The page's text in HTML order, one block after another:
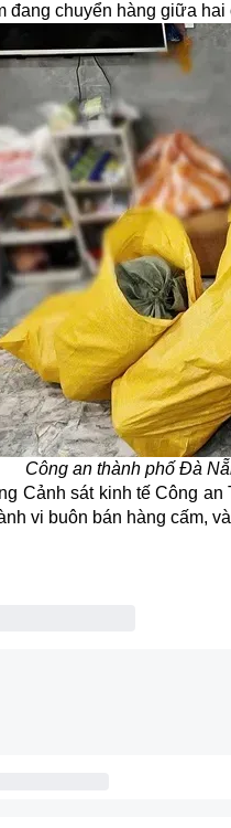
đang chuyển hàng giữa
Công an thành phố Đà
Cảnh sát kinh tế Công
vi buôn bán hàng cấm,